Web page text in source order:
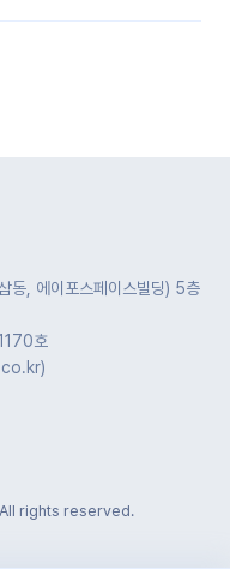
, 에이포스페이스빌딩) 5층
호
rights reserved.